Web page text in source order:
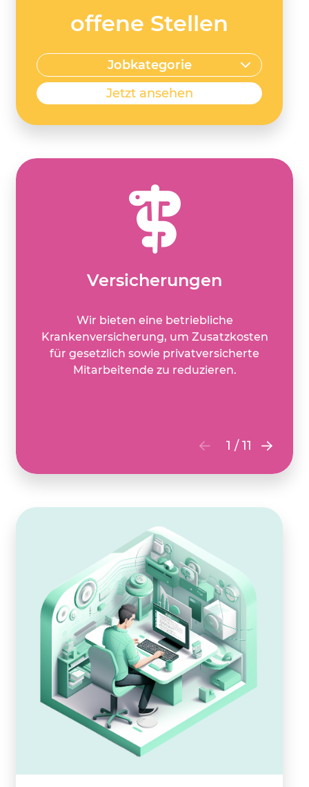
offene Stellen
Jobkategorie
Jetzt ansehen
Versicherungen
Wir bieten eine betriebliche
Krankenversicherung, um Zusatzkosten
für gesetzlich sowie privatversicherte
Mitarbeitende zu reduzieren.
1 /11